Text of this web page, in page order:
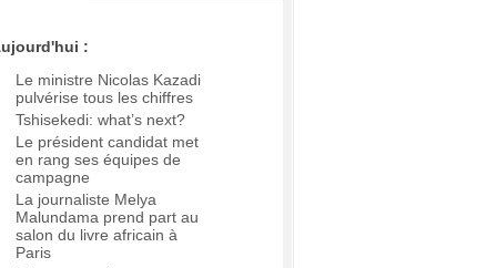
:
Le ministre Nicolas Kazadi
pulvérise tous les chiffres
Tshisekedi: what’s next?
Le président candidat met
en rang ses équipes de
campagne
La journaliste Melya
Malundama prend part au
salon du livre africain à
Paris